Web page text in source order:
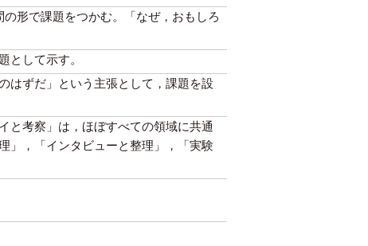
形で課題をつかむ。「なぜ，おもしろ
として示す。
はずだ」という主張として，課題を設
と考察」は，ほぼすべての領域に共通
」，「インタビューと整理」，「実験